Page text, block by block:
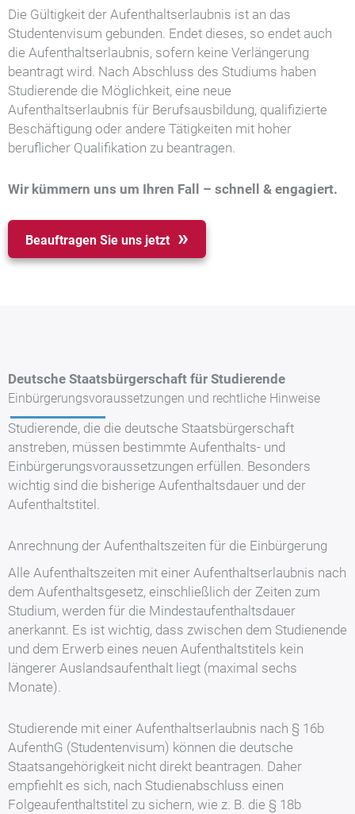
Die Gültigkeit der Aufenthaltserlaubnis ist an das
Studentenvisum gebunden. Endet dieses, so endet auch
die Aufenthaltserlaubnis, sofern keine Verlängerung
beantragt wird. Nach Abschluss des Studiums haben
Studierende die Möglichkeit, eine neue
Aufenthaltserlaubnis für Berufsausbildung, qualifizierte
Beschäftigung oder andere Tätigkeiten mit hoher
beruflicher Qualifikation zu beantragen.
Wir kümmern uns um Ihren Fall – schnell & engagiert.
Beauftragen Sie uns jetzt
Deutsche Staatsbürgerschaft für Studierende
Einbürgerungsvoraussetzungen und rechtliche Hinweise
Studierende, die die deutsche Staatsbürgerschaft
anstreben, müssen bestimmte Aufenthalts- und
Einbürgerungsvoraussetzungen erfüllen. Besonders
wichtig sind die bisherige Aufenthaltsdauer und der
Aufenthaltstitel.
Anrechnung der Aufenthaltszeiten für die Einbürgerung
Alle Aufenthaltszeiten mit einer Aufenthaltserlaubnis nach
dem Aufenthaltsgesetz, einschließlich der Zeiten zum
Studium, werden für die Mindestaufenthaltsdauer
anerkannt. Es ist wichtig, dass zwischen dem Studienende
und dem Erwerb eines neuen Aufenthaltstitels kein
längerer Auslandsaufenthalt liegt (maximal sechs
Monate).
Studierende mit einer Aufenthaltserlaubnis nach § 16b
AufenthG (Studentenvisum) können die deutsche
Staatsangehörigkeit nicht direkt beantragen. Daher
empfiehlt es sich, nach Studienabschluss einen
Folgeaufenthaltstitel zu sichern, wie z. B. die § 18b